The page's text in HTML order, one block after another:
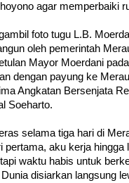
agar memperbaiki
foto tugu L.B.
oleh pemerintah
Mayor Moerdani
dengan payung ke
Angkatan Bersenjata
Soeharto.
selama tiga hari di
pertama, aku kerja
waktu habis untuk
disiarkan langsung